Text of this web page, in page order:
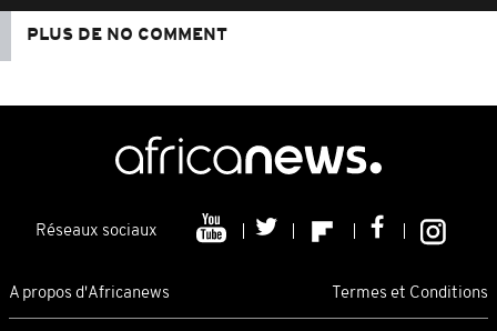
PLUS DE NO COMMENT
Réseaux sociaux
A propos d'Africanews Termes et Conditions